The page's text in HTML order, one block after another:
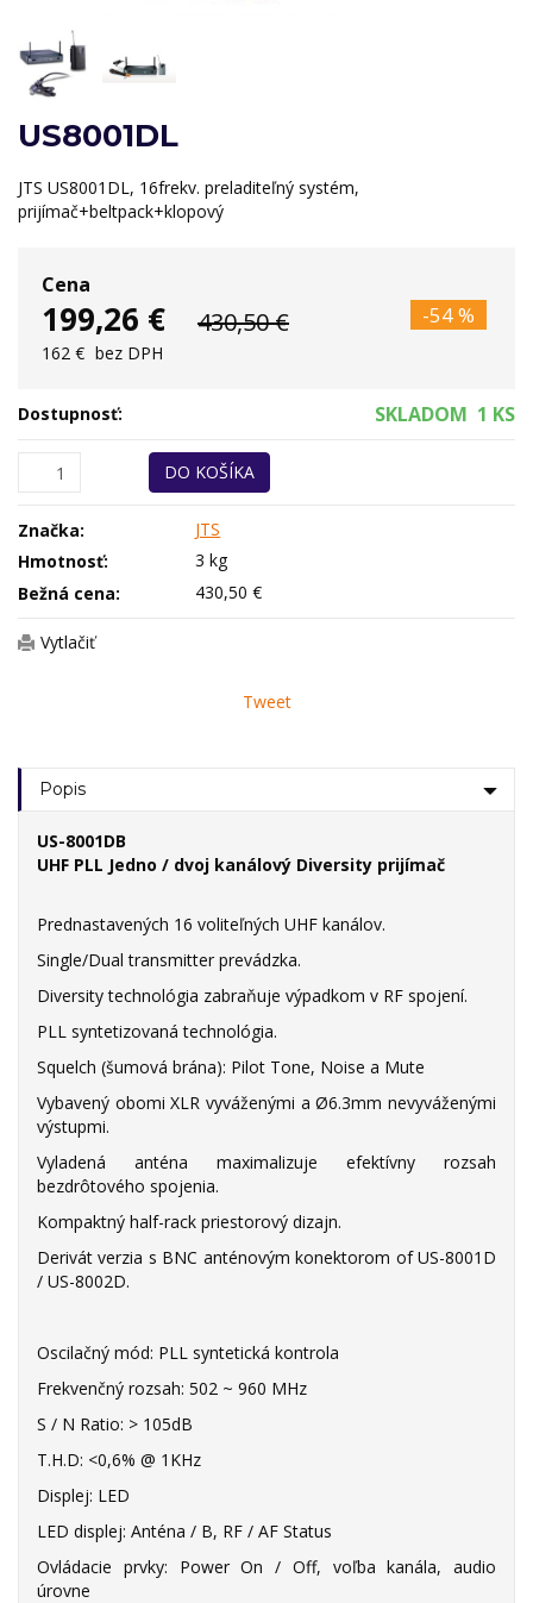
US8001DL
JTS US8001DL, 16frekv. preladiteľný systém,
prijímač+beltpack+klopový
Cena
199,26 € 430,50 € -54 %
162 € bez DPH
Dostupnosť: SKLADOM 1 KS
DO KOŠÍKA
Značka:
JTS
Hmotnosť:
3 kg
Bežná cena:
430,50 €
Vytlačiť
Tweet
Popis
US-8001DB
UHF PLL Jedno / dvoj kanálový Diversity prijímač
Prednastavených 16 voliteľných UHF kanálov.
Single/Dual transmitter prevádzka.
Diversity technológia zabraňuje výpadkom v RF spojení.
PLL syntetizovaná technológia.
Squelch (šumová brána): Pilot Tone, Noise a Mute
Vybavený obomi XLR vyváženými a Ø6.3mm nevyváženými
výstupmi.
Vyladená anténa maximalizuje efektívny rozsah
bezdrôtového spojenia.
Kompaktný half-rack priestorový dizajn.
Derivát verzia s BNC anténovým konektorom of US-8001D
/ US-8002D.
Oscilačný mód: PLL syntetická kontrola
Frekvenčný rozsah: 502 ~ 960 MHz
S / N Ratio: > 105dB
T.H.D: <0,6% @ 1KHz
Displej: LED
LED displej: Anténa / B, RF / AF Status
Ovládacie prvky: Power On / Off, voľba kanála, audio
úrovne